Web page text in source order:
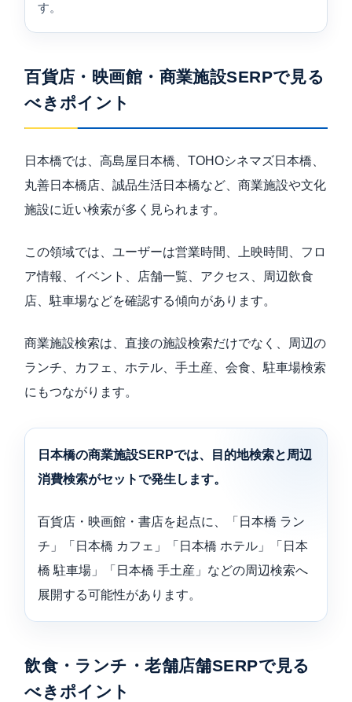
す。
百貨店・映画館・商業施設SERPで見る
べきポイント
日本橋では、高島屋日本橋、TOHOシネマズ日本橋、
丸善日本橋店、誠品生活日本橋など、商業施設や文化
施設に近い検索が多く見られます。
この領域では、ユーザーは営業時間、上映時間、フロ
ア情報、イベント、店舗一覧、アクセス、周辺飲食
店、駐車場などを確認する傾向があります。
商業施設検索は、直接の施設検索だけでなく、周辺の
ランチ、カフェ、ホテル、手土産、会食、駐車場検索
にもつながります。
日本橋の商業施設SERPでは、目的地検索と周辺
消費検索がセットで発生します。
百貨店・映画館・書店を起点に、「日本橋 ラン
チ」「日本橋 カフェ」「日本橋 ホテル」「日本
橋 駐車場」「日本橋 手土産」などの周辺検索へ
展開する可能性があります。
飲食・ランチ・老舗店舗SERPで見る
べきポイント